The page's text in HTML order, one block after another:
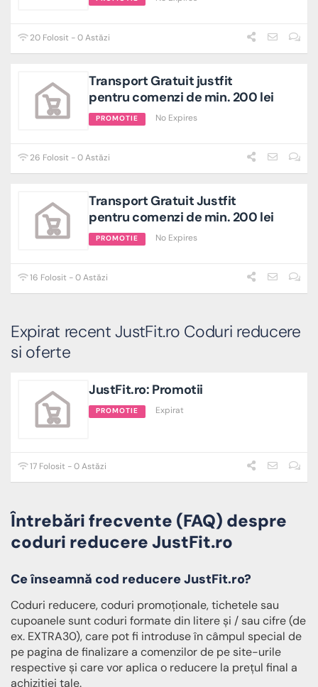
20 Folosit - 0 Astăzi
Transport Gratuit justfit
pentru comenzi de min. 200 lei
PROMOTIE No Expires
26 Folosit - 0 Astăzi
Transport Gratuit Justfit
pentru comenzi de min. 200 lei
PROMOTIE No Expires
16 Folosit - 0 Astăzi
Expirat recent JustFit.ro Coduri reducere
si oferte
JustFit.ro: Promotii
PROMOTIE Expirat
17 Folosit - 0 Astăzi
Întrebări frecvente (FAQ) despre
coduri reducere JustFit.ro
Ce înseamnă cod reducere JustFit.ro?
Coduri reducere, coduri promoționale, tichetele sau
cupoanele sunt coduri formate din litere și / sau cifre (de
ex. EXTRA30), care pot fi introduse în câmpul special de
pe pagina de finalizare a comenzilor de pe site-urile
respective și care vor aplica o reducere la prețul final a
achiziției tale.